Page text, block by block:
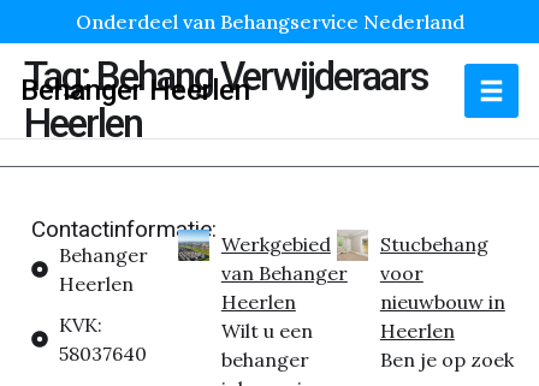
Onderdeel van Behangservice Nederland
Behanger Heerlen
Tag:Behang Verwijderaars
Heerlen
Contactinformatie:
Behanger
Heerlen
KVK:
58037640
Werkgebied
van Behanger
Heerlen
Wilt u een
behanger
Stucbehang
voor
nieuwbouw in
Heerlen
Ben je op zoek